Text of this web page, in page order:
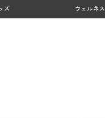
ズ ウェルネス